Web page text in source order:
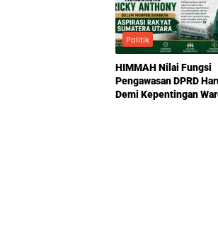
Politik
HIMMAH Nilai Fungsi
Pengawasan DPRD
Demi Kepentingan